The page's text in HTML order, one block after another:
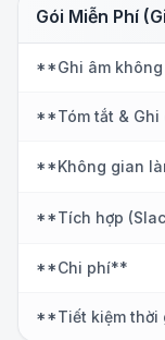
Gói Miễn Phí
**Ghi âm
**Tóm tắt &
**Không gian
**Tích hợp
**Chi phí**
**Tiết kiệm thời